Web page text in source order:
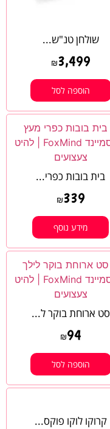
שולחן טנ"ש...
₪3,499
הוספה לסל
בית בובות כפרי...
₪339
מידע נוסף
סט ארוחת בוקר ל...
₪94
הוספה לסל
קרוקו לוקו פוקס...